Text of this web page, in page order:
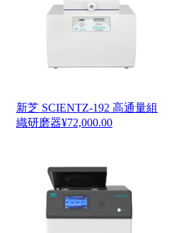
新芝 SCIENTZ-192 高通量組
織研磨器¥72,000.00